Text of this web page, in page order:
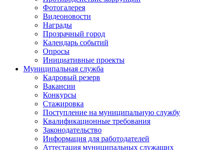
Фотогалерея
Видеоновости
Награды
Прозрачный город
Календарь событий
Опросы
Инициативные проекты
Муниципальная служба
Кадровый резерв
Вакансии
Конкурсы
Стажировка
Поступление на муниципальную службу
Квалификационные требования
Законодательство
Информация для работодателей
Аттестация муниципальных служащих